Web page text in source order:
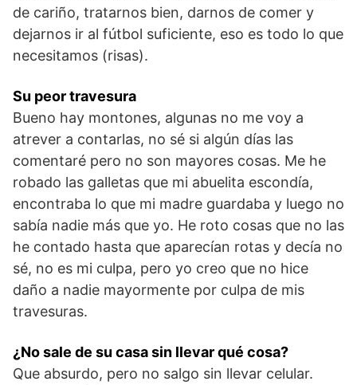
de cariño, tratarnos bien, darnos de comer y
dejarnos ir al fútbol suficiente, eso es todo lo que
necesitamos (risas).
Su peor travesura
Bueno hay montones, algunas no me voy a
atrever a contarlas, no sé si algún días las
comentaré pero no son mayores cosas. Me he
robado las galletas que mi abuelita escondía,
encontraba lo que mi madre guardaba y luego no
sabía nadie más que yo. He roto cosas que no las
he contado hasta que aparecían rotas y decía no
sé, no es mi culpa, pero yo creo que no hice
daño a nadie mayormente por culpa de mis
travesuras.
¿No sale de su casa sin llevar qué cosa?
Que absurdo, pero no salgo sin llevar celular.